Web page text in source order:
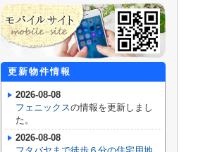
更新物件情報
2026-08-08
フェニックスの情報を更新しまし
た。
2026-08-08